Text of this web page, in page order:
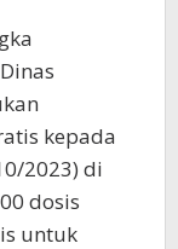
kepada
2023) di
dosis
untuk